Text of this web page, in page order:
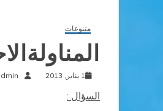
متنوعات
1 يناير, 2013
السؤال :